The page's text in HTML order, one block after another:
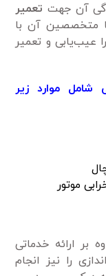
آن جهت تعمیر
متخصصین آن با
عیب‌یابی و تعمیر
موارد زیر
موتور
بر ارائه خدماتی
را نیز انجام